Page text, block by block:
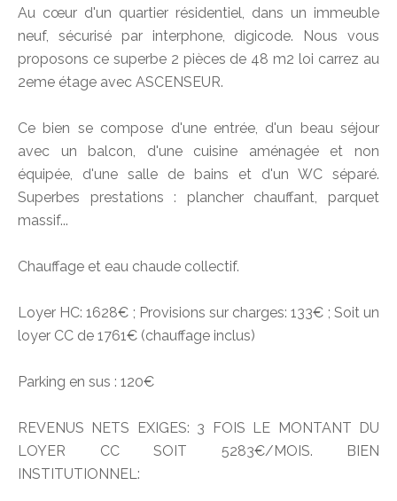
Au cœur d'un quartier résidentiel, dans un immeuble
neuf, sécurisé par interphone, digicode. Nous vous
proposons ce superbe 2 pièces de 48 m2 loi carrez au
2eme étage avec ASCENSEUR.
Ce bien se compose d'une entrée, d'un beau séjour
avec un balcon, d'une cuisine aménagée et non
équipée, d'une salle de bains et d'un WC séparé.
Superbes prestations : plancher chauffant, parquet
massif...
Chauffage et eau chaude collectif.
Loyer HC: 1628€ ; Provisions sur charges: 133€ ; Soit un
loyer CC de 1761€ (chauffage inclus)
Parking en sus : 120€
REVENUS NETS EXIGES: 3 FOIS LE MONTANT DU
LOYER CC SOIT 5283€/MOIS. BIEN
INSTITUTIONNEL: